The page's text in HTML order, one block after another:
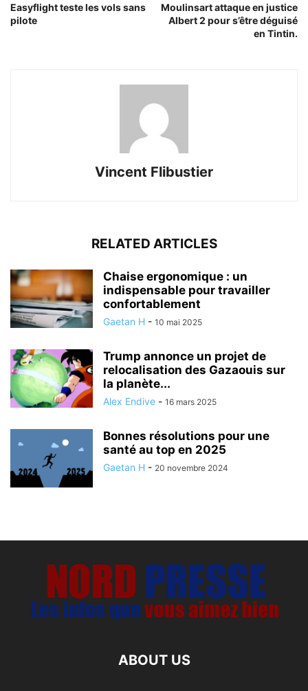
Easyflight teste les vols sans
pilote
Moulinsart attaque en justice
Albert 2 pour s’être déguisé
en Tintin.
Vincent Flibustier
RELATED ARTICLES
Chaise ergonomique : un
indispensable pour travailler
confortablement
Gaetan H - 10 mai 2025
Trump annonce un projet de
relocalisation des Gazaouis sur
la planète...
Alex Endive - 16 mars 2025
Bonnes résolutions pour une
santé au top en 2025
Gaetan H - 20 novembre 2024
ABOUT US